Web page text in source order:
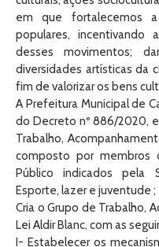
em que fortalecemos
populares,
desses movimentos;
diversidades artísticas da
fim de valorizar os bens
A Prefeitura Municipal de
do Decreto nº 886/2020,
Trabalho,
composto por membros
Público indicados pela
Esporte, lazer e juventude ;
Cria o Grupo de Trabalho,
Lei Aldir Blanc, com as
I- Estabelecer os